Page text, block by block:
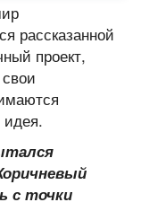
рассказанной
проект,
идея.
с точки